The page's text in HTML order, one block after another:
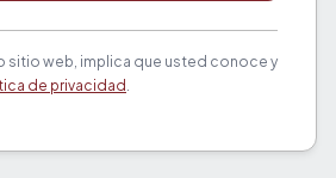
sitio web, implica que usted conoce y
de privacidad .